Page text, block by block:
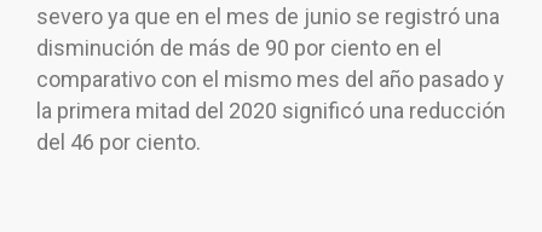
severo ya que en el mes de junio se registró una
disminución de más de 90 por ciento en el
comparativo con el mismo mes del año pasado y
la primera mitad del 2020 significó una reducción
del 46 por ciento.